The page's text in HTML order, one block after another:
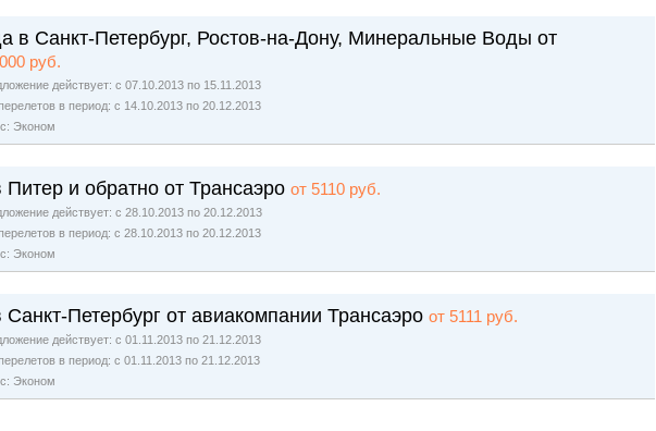
в Санкт-Петербург, Ростов-на-Дону, Минеральные Воды от
руб.
действует: с 07.10.2013 по 15.11.2013
в период: с 14.10.2013 по 20.12.2013
Эконом
и обратно от Трансаэро от 5110 руб.
действует: с 28.10.2013 по 20.12.2013
в период: с 28.10.2013 по 20.12.2013
Эконом
Петербург от авиакомпании Трансаэро от 5111 руб.
действует: с 01.11.2013 по 21.12.2013
в период: с 01.11.2013 по 21.12.2013
Эконом